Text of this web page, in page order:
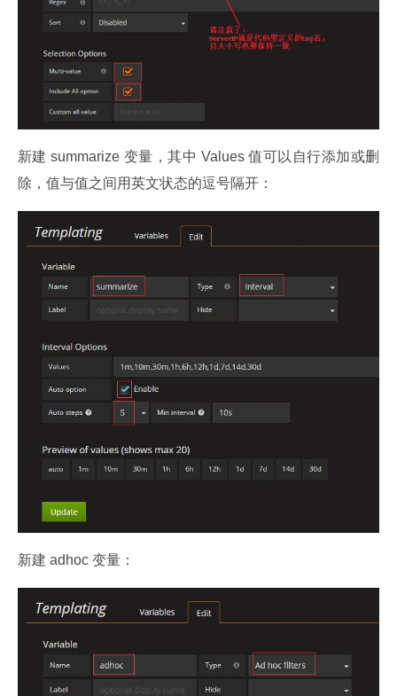
新建 summarize 变量，其中 Values 值可以自行添加或删
除，值与值之间用英文状态的逗号隔开：
新建 adhoc 变量：